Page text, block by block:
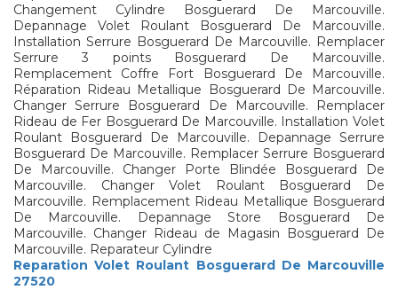
Changement Cylindre Bosguerard De Marcouville.
Depannage Volet Roulant Bosguerard De Marcouville.
Installation Serrure Bosguerard De Marcouville. Remplacer
Serrure 3 points Bosguerard De Marcouville.
Remplacement Coffre Fort Bosguerard De Marcouville.
Réparation Rideau Metallique Bosguerard De Marcouville.
Changer Serrure Bosguerard De Marcouville. Remplacer
Rideau de Fer Bosguerard De Marcouville. Installation Volet
Roulant Bosguerard De Marcouville. Depannage Serrure
Bosguerard De Marcouville. Remplacer Serrure Bosguerard
De Marcouville. Changer Porte Blindée Bosguerard De
Marcouville. Changer Volet Roulant Bosguerard De
Marcouville. Remplacement Rideau Metallique Bosguerard
De Marcouville. Depannage Store Bosguerard De
Marcouville. Changer Rideau de Magasin Bosguerard De
Marcouville. Reparateur Cylindre
Reparation Volet Roulant Bosguerard De Marcouville
27520